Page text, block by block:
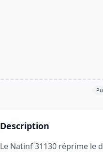
Description
Le Natinf 31130 réprime le